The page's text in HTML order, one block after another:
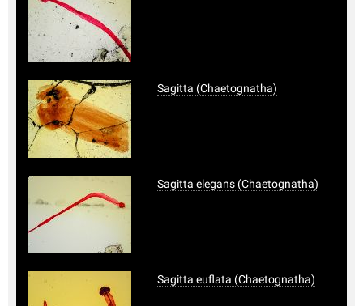
Sagitta (Chaetognatha)
Sagitta elegans (Chaetognatha)
Sagitta euflata (Chaetognatha)